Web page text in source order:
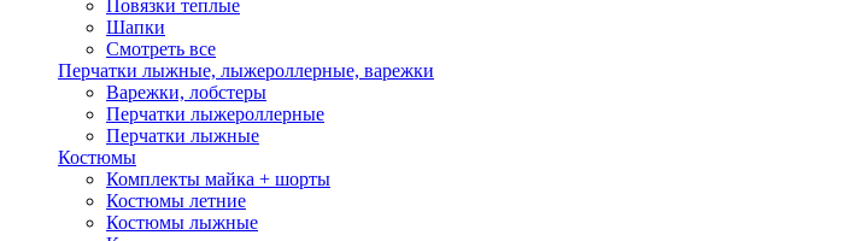
Повязки теплые
Шапки
Смотреть все
Перчатки лыжные, лыжероллерные, варежки
Варежки, лобстеры
Перчатки лыжероллерные
Перчатки лыжные
Костюмы
Комплекты майка + шорты
Костюмы летние
Костюмы лыжные